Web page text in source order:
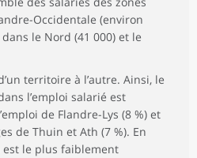
Occidentale (environ
le Nord (41 000) et le
territoire à l’autre. Ainsi, le
l’emploi salarié est
de Flandre-Lys (8 %) et
de Thuin et Ath (7 %). En
le plus faiblement